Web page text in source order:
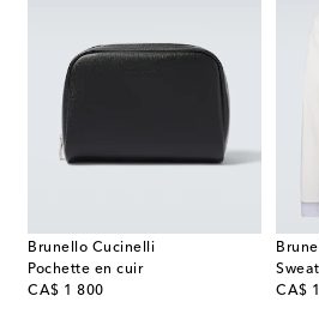
Brunello Cucinelli
Pochette en cuir
CA$ 1 800
original price
CA$